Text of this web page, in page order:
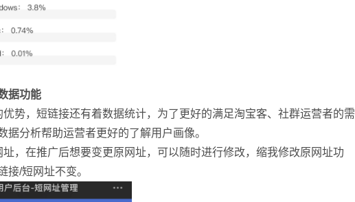
据功能
优势，短链接还有着数据统计，为了更好的满足淘宝客、社群运营者的需
据分析帮助运营者更好的了解用户画像。
址，在推广后想要变更原网址，可以随时进行修改，缩我修改原网址功
接/短网址不变。